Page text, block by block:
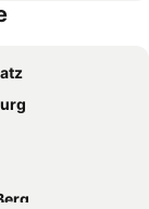
Berlin Tiergarten
Hauptbahnhof
Berlin City West
Mitte